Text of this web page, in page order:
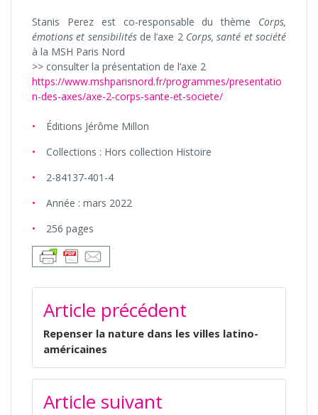
Stanis Perez est co-responsable du thème Corps,
émotions et sensibilitésde l’axe 2 Corps, santé et société
à la MSH Paris Nord
>> consulter la présentation de l’axe 2
https://www.mshparisnord.fr/programmes/presentatio
n-des-axes/axe-2-corps-sante-et-societe/
Éditions Jérôme Millon
Collections : Hors collection Histoire
2-84137-401-4
Année : mars 2022
256 pages
NAVIGATION
DE
L’ARTICLE
Article précédent
Repenser la nature dans les villes latino-
américaines
Article suivant